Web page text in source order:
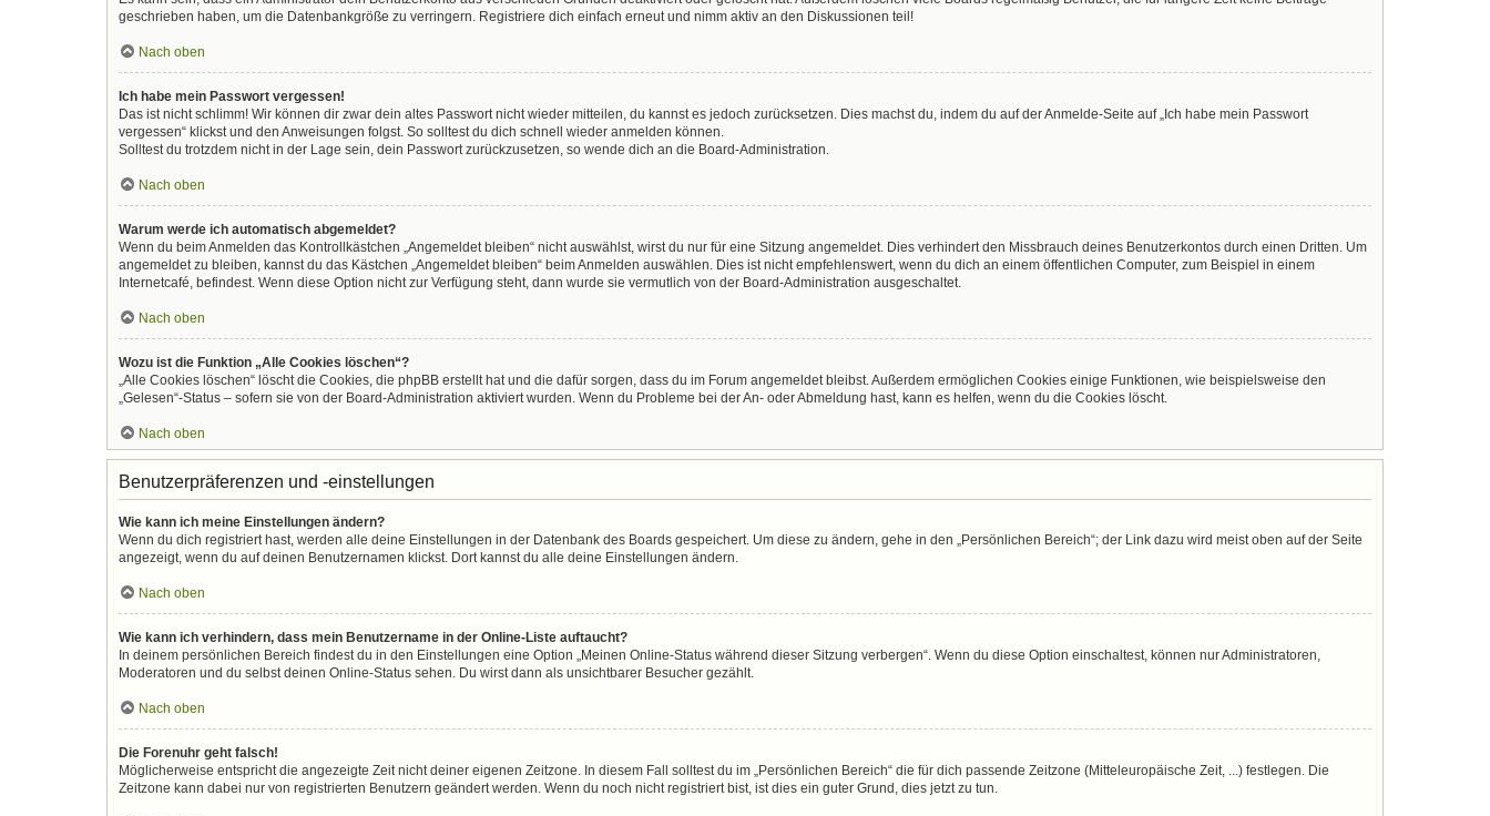
geschrieben haben, um die Datenbankgröße zu verringern. Registriere dich einfach erneut und nimm aktiv an den Diskussionen teil!
Nach oben
Ich habe mein Passwort vergessen!
Das ist nicht schlimm! Wir können dir zwar dein altes Passwort nicht wieder mitteilen, du kannst es jedoch zurücksetzen. Dies machst du, indem du auf der Anmelde-Seite auf „Ich habe mein Passwort
vergessen“ klickst und den Anweisungen folgst. So solltest du dich schnell wieder anmelden können.
Solltest du trotzdem nicht in der Lage sein, dein Passwort zurückzusetzen, so wende dich an die Board-Administration.
Nach oben
Warum werde ich automatisch abgemeldet?
Wenn du beim Anmelden das Kontrollkästchen „Angemeldet bleiben“ nicht auswählst, wirst du nur für eine Sitzung angemeldet. Dies verhindert den Missbrauch deines Benutzerkontos durch einen Dritten. Um
angemeldet zu bleiben, kannst du das Kästchen „Angemeldet bleiben“ beim Anmelden auswählen. Dies ist nicht empfehlenswert, wenn du dich an einem öffentlichen Computer, zum Beispiel in einem
Internetcafé, befindest. Wenn diese Option nicht zur Verfügung steht, dann wurde sie vermutlich von der Board-Administration ausgeschaltet.
Nach oben
Wozu ist die Funktion „Alle Cookies löschen“?
„Alle Cookies löschen“ löscht die Cookies, die phpBB erstellt hat und die dafür sorgen, dass du im Forum angemeldet bleibst. Außerdem ermöglichen Cookies einige Funktionen, wie beispielsweise den
„Gelesen“-Status – sofern sie von der Board-Administration aktiviert wurden. Wenn du Probleme bei der An- oder Abmeldung hast, kann es helfen, wenn du die Cookies löscht.
Nach oben
Benutzerpräferenzen und -einstellungen
Wie kann ich meine Einstellungen ändern?
Wenn du dich registriert hast, werden alle deine Einstellungen in der Datenbank des Boards gespeichert. Um diese zu ändern, gehe in den „Persönlichen Bereich“; der Link dazu wird meist oben auf der Seite
angezeigt, wenn du auf deinen Benutzernamen klickst. Dort kannst du alle deine Einstellungen ändern.
Nach oben
Wie kann ich verhindern, dass mein Benutzername in der Online-Liste auftaucht?
In deinem persönlichen Bereich findest du in den Einstellungen eine Option „Meinen Online-Status während dieser Sitzung verbergen“. Wenn du diese Option einschaltest, können nur Administratoren,
Moderatoren und du selbst deinen Online-Status sehen. Du wirst dann als unsichtbarer Besucher gezählt.
Nach oben
Die Forenuhr geht falsch!
Möglicherweise entspricht die angezeigte Zeit nicht deiner eigenen Zeitzone. In diesem Fall solltest du im „Persönlichen Bereich“ die für dich passende Zeitzone (Mitteleuropäische Zeit, ...) festlegen. Die
Zeitzone kann dabei nur von registrierten Benutzern geändert werden. Wenn du noch nicht registriert bist, ist dies ein guter Grund, dies jetzt zu tun.